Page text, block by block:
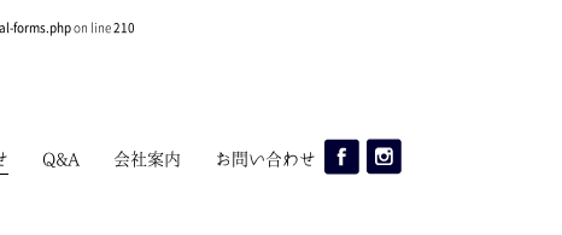
forms.phpon line210
Q&A 会社案内 お問い合わせ